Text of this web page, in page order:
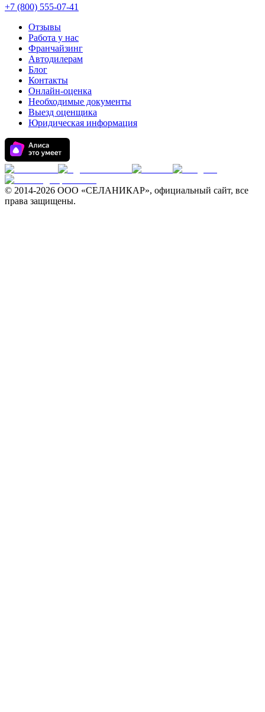
+7 (800) 555-07-41
Отзывы
Работа у нас
Франчайзинг
Автодилерам
Блог
Контакты
Онлайн-оценка
Необходимые документы
Выезд оценщика
Юридическая информация
© 2014-2026 ООО «СЕЛАНИКАР», официальный сайт, все
права защищены.